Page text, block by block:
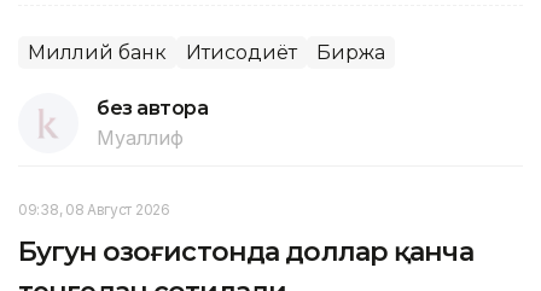
Миллий банк Иқтисодиёт Биржа
без автора
Муаллиф
09:38, 08 Август 2026
Бугун Қозоғистонда доллар қанча